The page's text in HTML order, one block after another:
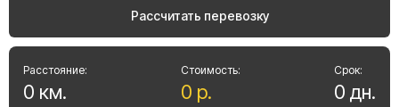
Рассчитать перевозку
Стоимость:
0 р.
Расстояние:
0 км.
Срок:
0 дн.